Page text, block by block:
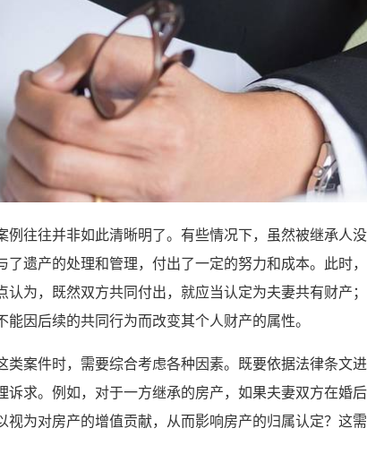
往往并非如此清晰明了。有些情况下，虽然被继承人
了遗产的处理和管理，付出了一定的努力和成本。此时
认为，既然双方共同付出，就应当认定为夫妻共有财产
因后续的共同行为而改变其个人财产的属性。
案件时，需要综合考虑各种因素。既要依据法律条文
诉求。例如，对于一方继承的房产，如果夫妻双方在婚
视为对房产的增值贡献，从而影响房产的归属认定？这